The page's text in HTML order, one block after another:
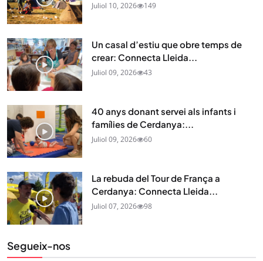
Juliol 10, 2026 149
Un casal d’estiu que obre temps de
crear: Connecta Lleida...
Juliol 09, 2026 43
40 anys donant servei als infants i
famílies de Cerdanya:...
Juliol 09, 2026 60
La rebuda del Tour de França a
Cerdanya: Connecta Lleida...
Juliol 07, 2026 98
Segueix-nos